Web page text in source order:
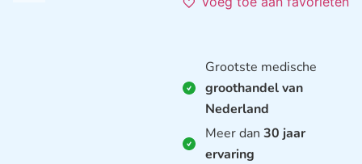
Grootste medische
groothandel van
Nederland
Meer dan 30 jaar
ervaring